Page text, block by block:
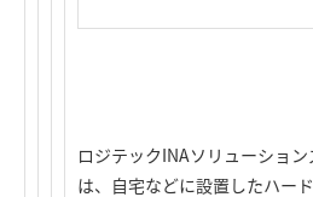
ロジテックINAソリューショ
は、自宅などに設置したハー